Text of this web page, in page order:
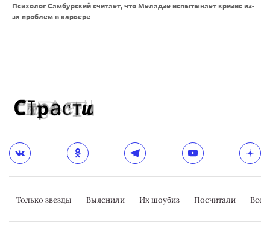
Психолог Самбурский считает, что Меладзе испытывает кризис из-
за проблем в карьере
Только звезды Выяснили Их шоубиз Посчитали